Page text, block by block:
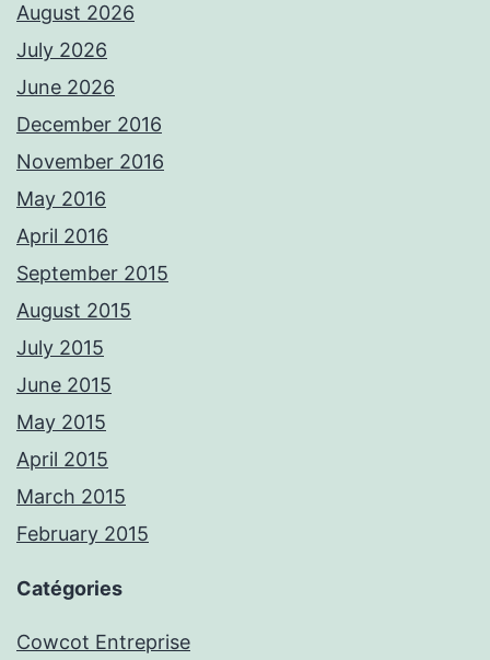
August 2026
July 2026
June 2026
December 2016
November 2016
May 2016
April 2016
September 2015
August 2015
July 2015
June 2015
May 2015
April 2015
March 2015
February 2015
Catégories
Cowcot Entreprise